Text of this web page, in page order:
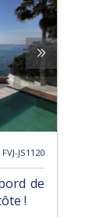
JS1120
de
!